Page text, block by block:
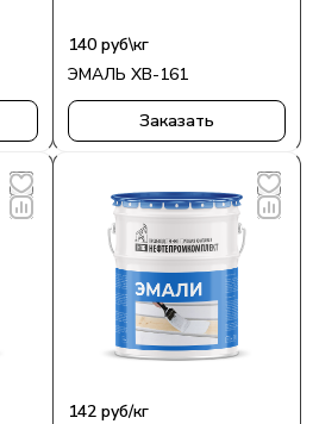
140 руб\кг
ЭМАЛЬ ХВ-161
Заказать
142 руб/кг